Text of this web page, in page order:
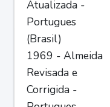
Atualizada -
Portugues
(Brasil)
1969 - Almeida
Revisada e
Corrigida -